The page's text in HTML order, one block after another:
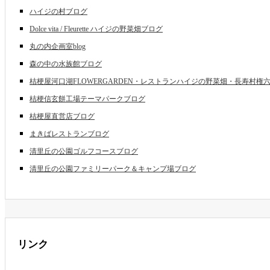
ハイジの村ブログ
Dolce vita / Fleurette ハイジの野菜畑ブログ
丸の内企画室blog
森の中の水族館ブログ
桔梗屋河口湖FLOWERGARDEN・レストランハイジの野菜畑・長寿村権
桔梗信玄餅工場テーマパークブログ
桔梗屋直営店ブログ
まきばレストランブログ
清里丘の公園ゴルフコースブログ
清里丘の公園ファミリーパーク＆キャンプ場ブログ
リンク